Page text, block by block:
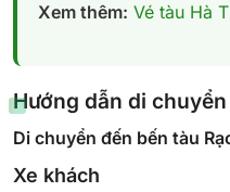
Xem thêm: Vé tàu Hà
Hướng dẫn di
Di chuyển đến bến tàu
Xe khách